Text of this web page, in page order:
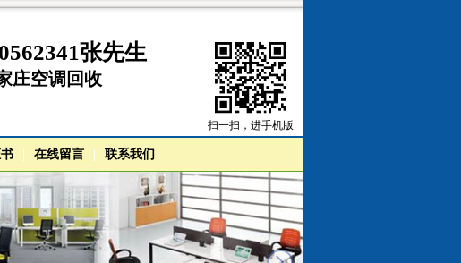
扫一扫，进手机版
张先生
庄空调回收
在线留言 联系我们
next